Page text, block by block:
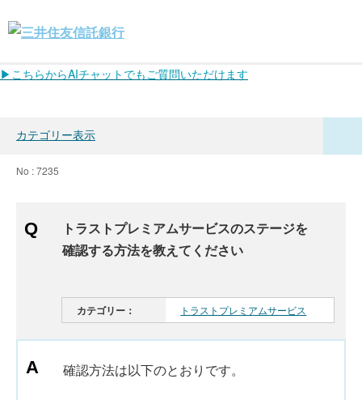
▶こちらからAIチャットでもご質問いただけます
カテゴリー表示
No : 7235
トラストプレミアムサービスのステージを
確認する方法を教えてください
カテゴリー： トラストプレミアムサービス
確認方法は以下のとおりです。